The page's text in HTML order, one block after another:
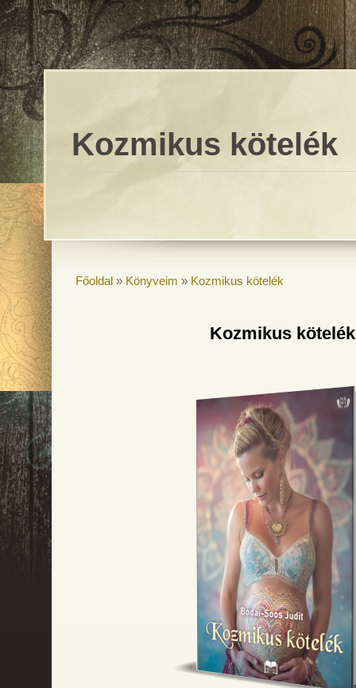
Kozmikus kötelék
Főoldal » Könyveim » Kozmikus kötelék
Kozmikus kötelék